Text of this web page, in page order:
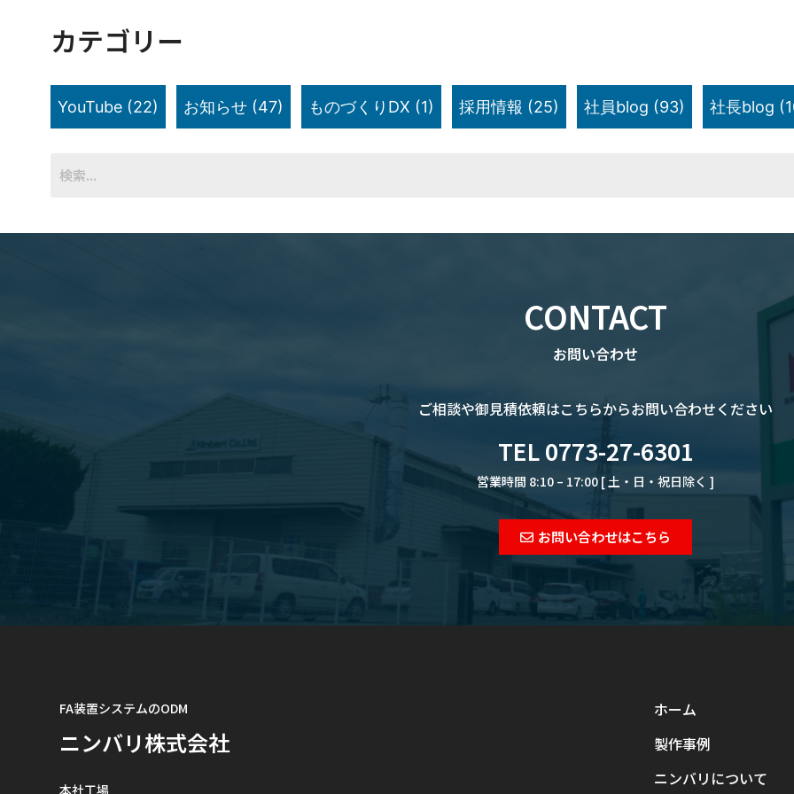
カテゴリー
YouTube (22) お知らせ (47) ものづくりDX (1) 採用情報 (25) 社員blog (93) 社長blog
CONTACT
お問い合わせ
ご相談や御見積依頼はこちらからお問い合わせください
TEL 0773-27-6301
営業時間 8:10 – 17:00 [ 土・日・祝日除く ]
お問い合わせはこちら
FA装置システムのODM
ニンバリ株式会社
本社工場
ホーム
製作事例
ニンバリについて